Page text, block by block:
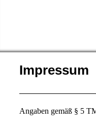
Impressum
Angaben gemäß § 5